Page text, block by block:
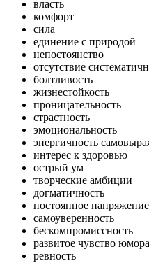
власть
комфорт
сила
единение с природой
непостоянство
отсутствие
болтливость
жизнестойкость
проницательность
страстность
эмоциональность
энергичность
интерес к здоровью
острый ум
творческие амбиции
догматичность
постоянное напряжение
самоуверенность
бескомпромиссность
развитое чувство юмора
ревность